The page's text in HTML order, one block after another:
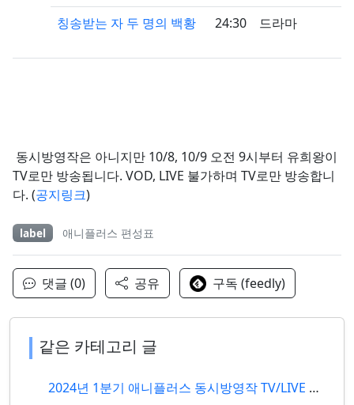
칭송받는 자 두 명의 백황 24:30 드라마
동시방영작은 아니지만 10/8, 10/9 오전 9시부터 유희왕이
TV로만 방송됩니다. VOD, LIVE 불가하며 TV로만 방송합니
다. (공지링크)
label 애니플러스 편성표
댓글 (0) 공유 구독 (feedly)
같은 카테고리 글
2024년 1분기 애니플러스 동시방영작 TV/LIVE 편성표